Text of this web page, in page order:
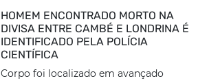
HOMEM ENCONTRADO MORTO NA
DIVISA ENTRE CAMBÉ E LONDRINA É
IDENTIFICADO PELA POLÍCIA
CIENTÍFICA
Corpo foi localizado em avançado